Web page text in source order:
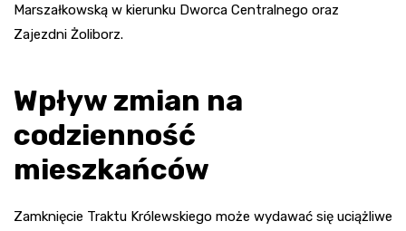
Marszałkowską w kierunku Dworca Centralnego oraz
Zajezdni Żoliborz.
Wpływ zmian na
codzienność
mieszkańców
Zamknięcie Traktu Królewskiego może wydawać się uciążliwe